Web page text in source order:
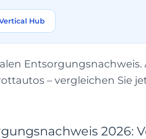
Hub
– vergleichen Sie
2026: